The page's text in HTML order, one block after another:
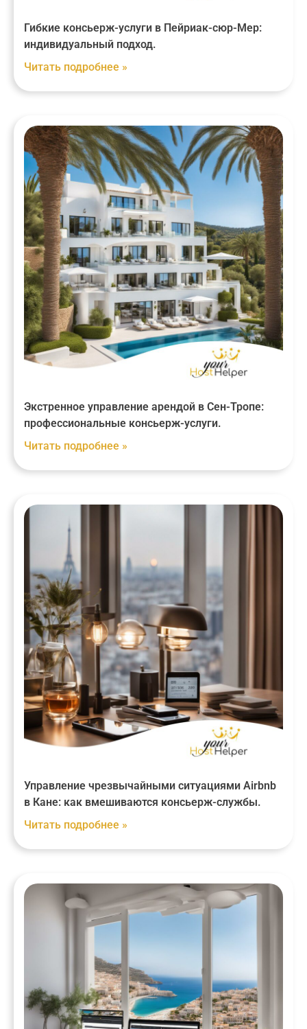
Гибкие консьерж-услуги в Пейриак-сюр-Мер:
индивидуальный подход.
Читать подробнее »
Экстренное управление арендой в Сен-Тропе:
профессиональные консьерж-услуги.
Читать подробнее »
Управление чрезвычайными ситуациями Airbnb
в Кане: как вмешиваются консьерж-службы.
Читать подробнее »